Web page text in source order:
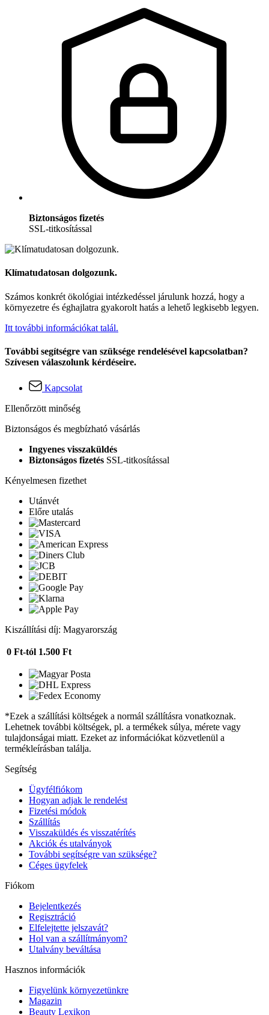
Biztonságos fizetés
SSL-titkosítással
Klímatudatosan dolgozunk.
Számos konkrét ökológiai intézkedéssel járulunk hozzá, hogy a
környezetre és éghajlatra gyakorolt hatás a lehető legkisebb legyen.
Itt további információkat talál.
További segítségre van szüksége rendelésével kapcsolatban?
Szívesen válaszolunk kérdéseire.
Kapcsolat
Ellenőrzött minőség
Biztonságos és megbízható vásárlás
Ingyenes visszaküldés
Biztonságos fizetés SSL-titkosítással
Kényelmesen fizethet
Utánvét
Előre utalás
Kiszállítási díj: Magyarország
0 Ft-tól 1.500 Ft
*Ezek a szállítási költségek a normál szállításra vonatkoznak.
Lehetnek további költségek, pl. a termékek súlya, mérete vagy
tulajdonságai miatt. Ezeket az információkat közvetlenül a
termékleírásban találja.
Segítség
Ügyfélfiókom
Hogyan adjak le rendelést
Fizetési módok
Szállítás
Visszaküldés és visszatérítés
Akciók és utalványok
További segítségre van szüksége?
Céges ügyfelek
Fiókom
Bejelentkezés
Regisztráció
Elfelejtette jelszavát?
Hol van a szállítmányom?
Utalvány beváltása
Hasznos információk
Figyelünk környezetünkre
Magazin
Beauty Lexikon